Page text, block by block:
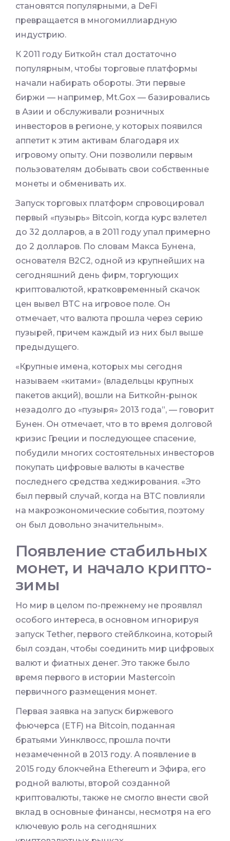
становятся популярными, а DeFi
превращается в многомиллиардную
индустрию.
К 2011 году Биткойн стал достаточно
популярным, чтобы торговые платформы
начали набирать обороты. Эти первые
биржи — например, Mt.Gox — базировались
в Азии и обслуживали розничных
инвесторов в регионе, у которых появился
аппетит к этим активам благодаря их
игровому опыту. Они позволили первым
пользователям добывать свои собственные
монеты и обменивать их.
Запуск торговых платформ спровоцировал
первый «пузырь» Bitcoin, когда курс взлетел
до 32 долларов, а в 2011 году упал примерно
до 2 долларов. По словам Макса Бунена,
основателя B2C2, одной из крупнейших на
сегодняшний день фирм, торгующих
криптовалютой, кратковременный скачок
цен вывел BTC на игровое поле. Он
отмечает, что валюта прошла через серию
пузырей, причем каждый из них был выше
предыдущего.
«Крупные имена, которых мы сегодня
называем «китами» (владельцы крупных
пакетов акций), вошли на Биткойн-рынок
незадолго до «пузыря» 2013 года”, — говорит
Бунен. Он отмечает, что в то время долговой
кризис Греции и последующее спасение,
побудили многих состоятельных инвесторов
покупать цифровые валюты в качестве
последнего средства хеджирования. «Это
был первый случай, когда на BTC повлияли
на макроэкономические события, поэтому
он был довольно значительным».
Появление стабильных
монет, и начало крипто-
зимы
Но мир в целом по-прежнему не проявлял
особого интереса, в основном игнорируя
запуск Tether, первого стейблкоина, который
был создан, чтобы соединить мир цифровых
валют и фиатных денег. Это также было
время первого в истории Mastercoin
первичного размещения монет.
Первая заявка на запуск биржевого
фьючерса (ETF) на Bitcoin, поданная
братьями Уинклвосс, прошла почти
незамеченной в 2013 году. А появление в
2015 году блокчейна Ethereum и Эфира, его
родной валюты, второй созданной
криптовалюты, также не смогло внести свой
вклад в основные финансы, несмотря на его
ключевую роль на сегодняшних